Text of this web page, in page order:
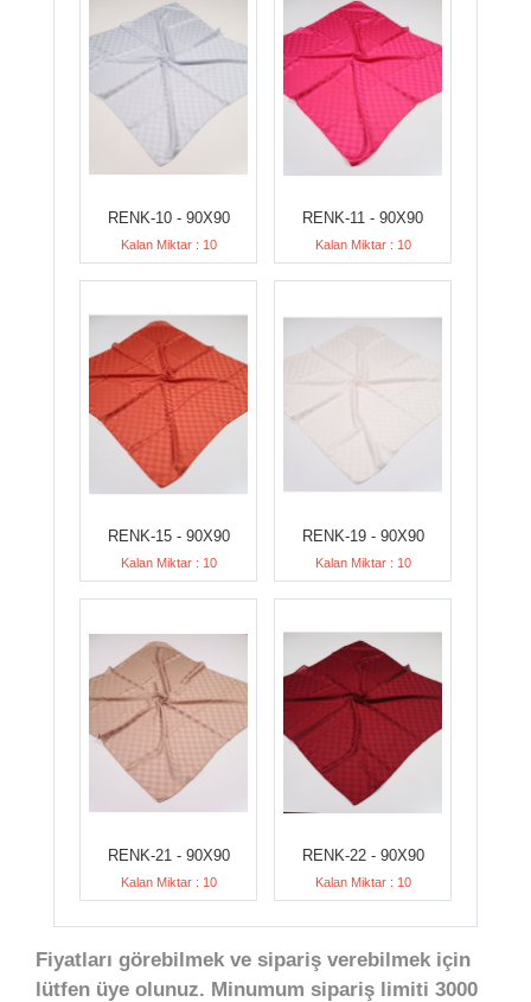
RENK-10 - 90X90
Kalan Miktar : 10
RENK-11 - 90X90
Kalan Miktar : 10
RENK-15 - 90X90
Kalan Miktar : 10
RENK-19 - 90X90
Kalan Miktar : 10
RENK-21 - 90X90
Kalan Miktar : 10
RENK-22 - 90X90
Kalan Miktar : 10
Fiyatları görebilmek ve sipariş verebilmek için
lütfen üye olunuz. Minumum sipariş limiti 3000